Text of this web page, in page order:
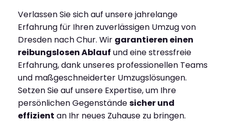
Verlassen Sie sich auf unsere jahrelange
Erfahrung für Ihren zuverlässigen Umzug von
Dresden nach Chur. Wir garantieren einen
reibungslosen Ablauf und eine stressfreie
Erfahrung, dank unseres professionellen Teams
und maßgeschneiderter Umzugslösungen.
Setzen Sie auf unsere Expertise, um Ihre
persönlichen Gegenständesicher und
effizient an Ihr neues Zuhause zu bringen.